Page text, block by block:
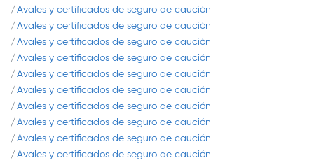
Avales y certificados de seguro de caución
Avales y certificados de seguro de caución
Avales y certificados de seguro de caución
Avales y certificados de seguro de caución
Avales y certificados de seguro de caución
Avales y certificados de seguro de caución
Avales y certificados de seguro de caución
Avales y certificados de seguro de caución
Avales y certificados de seguro de caución
Avales y certificados de seguro de caución